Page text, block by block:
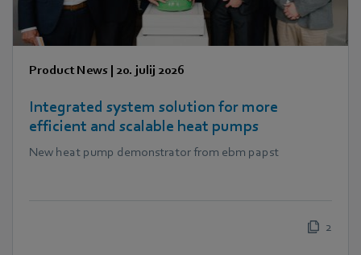
Product News | 20. julij 2026
Integrated system solution for more
efficient and scalable heat pumps
New heat pump demonstrator from ebm papst
2